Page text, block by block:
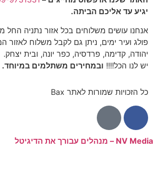
יגיע עד אליכם הביתה.
אנחנו עושים משלוחים בכל אזור נתניה החל
פולג ועיר ימים, ניתן גם לקבל משלוח לאזור
יהודה, קדימה, פרדסיה, כפר יונה, ובית יצחק.
יש לנו הכל!!!! ובמחירים משתלמים במיוחד.
כל הזכויות שמורות לאתר Bax
NV Media – מנהלים עבורך את הדיגיטל